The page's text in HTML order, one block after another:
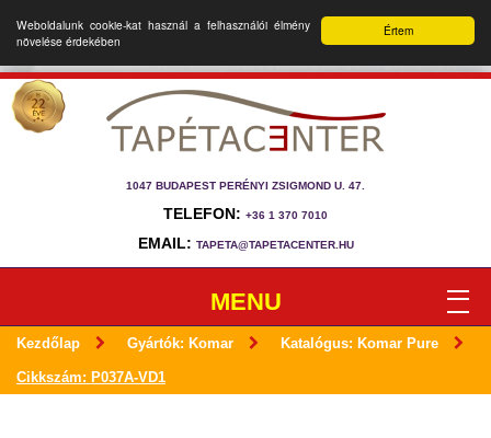
Értem
Weboldalunk cookie-kat használ a felhasználói élmény
növelése érdekében
1047 BUDAPEST PERÉNYI ZSIGMOND U. 47.
TELEFON: +36 1 370 7010
EMAIL: TAPETA@TAPETACENTER.HU
MENU
Kezdőlap Gyártók: Komar Katalógus: Komar Pure
Cikkszám: P037A-VD1